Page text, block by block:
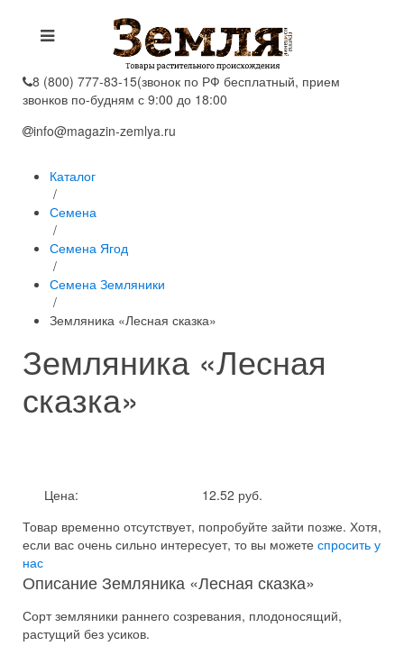
8 (800) 777-83-15(звонок по РФ бесплатный, прием
звонков по-будням с 9:00 до 18:00
info@magazin-zemlya.ru
Каталог
/
Семена
/
Семена Ягод
/
Семена Земляники
/
Земляника «Лесная сказка»
Земляника «Лесная
сказка»
Цена:
12.52 руб.
Товар временно отсутствует, попробуйте зайти позже. Хотя,
если вас очень сильно интересует, то вы можете спросить у
нас
Описание Земляника «Лесная сказка»
Сорт земляники раннего созревания, плодоносящий,
растущий без усиков.